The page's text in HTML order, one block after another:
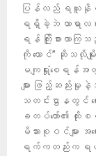
ပြန်လည် ရယူနို
ရရှိခဲ့ဘဲ လာရာလ
ရန် ကြိုးစားလာကြ
ကို ယောင်” ဆိုသလို
မကျရှုံးစေရန်အ
များ ဖြည့်ဆည်
သတင်းဌာနတွင် ရ
ခတပ်တော်၏ ထိုး
မိသားစုဝင်များ
ရက်ကတည်းက ရဟ